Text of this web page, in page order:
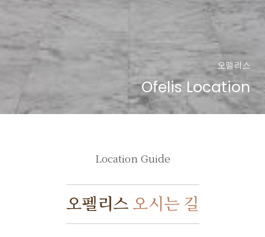
오펠리스
Ofelis Location
Location Guide
오펠리스오시는 길